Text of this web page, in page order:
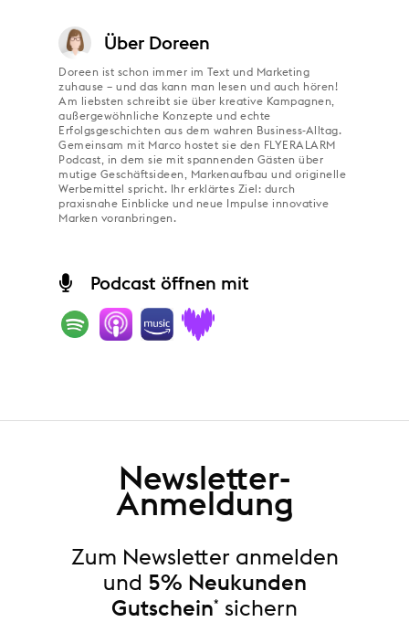
Über Doreen
Doreen ist schon immer im Text und Marketing
zuhause – und das kann man lesen und auch hören!
Am liebsten schreibt sie über kreative Kampagnen,
außergewöhnliche Konzepte und echte
Erfolgsgeschichten aus dem wahren Business-Alltag.
Gemeinsam mit Marco hostet sie den FLYERALARM
Podcast, in dem sie mit spannenden Gästen über
mutige Geschäftsideen, Markenaufbau und originelle
Werbemittel spricht. Ihr erklärtes Ziel: durch
praxisnahe Einblicke und neue Impulse innovative
Marken voranbringen.
Podcast öffnen mit
Newsletter-
Anmeldung
Zum Newsletter anmelden
und 5% Neukunden
Gutschein* sichern